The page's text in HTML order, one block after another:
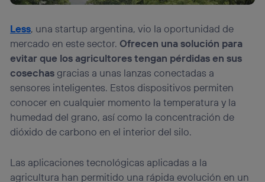
Less, una startup argentina, vio la oportunidad de
mercado en este sector. Ofrecen una solución para
evitar que los agricultores tengan pérdidas en sus
cosechas gracias a unas lanzas conectadas a
sensores inteligentes. Estos dispositivos permiten
conocer en cualquier momento la temperatura y la
humedad del grano, así como la concentración de
dióxido de carbono en el interior del silo.
Las aplicaciones tecnológicas aplicadas a la
agricultura han permitido una rápida evolución en un